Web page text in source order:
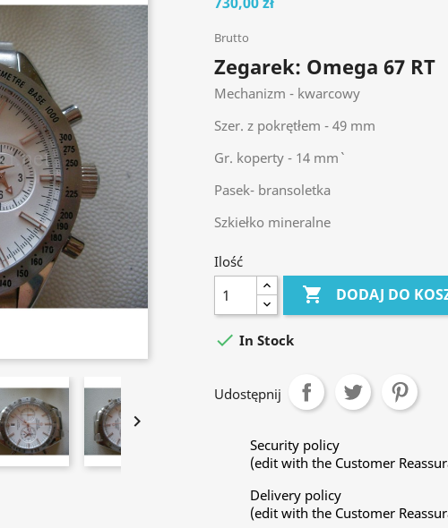

Brutto
Zegarek: Omega 67 RT
Mechanizm - kwarcowy
Szer. z pokrętłem - 49 mm
Gr. koperty - 14 mm`
Pasek- bransoletka
Szkiełko mineralne
Ilość
 DODAJ DO
 In Stock
Udostępnij
Security policy
(edit with the Customer
Delivery policy
(edit with the Customer